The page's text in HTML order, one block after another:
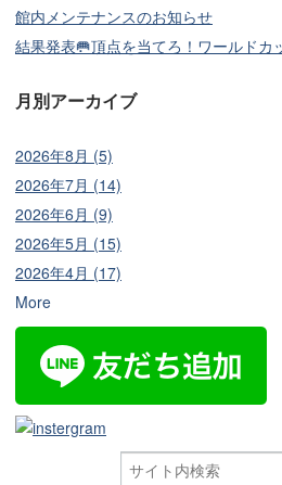
館内メンテナンスのお知らせ
結果発表🥅頂点を当てろ！ワールドカ
月別アーカイブ
2026年8月 (5)
2026年7月 (14)
2026年6月 (9)
2026年5月 (15)
2026年4月 (17)
More